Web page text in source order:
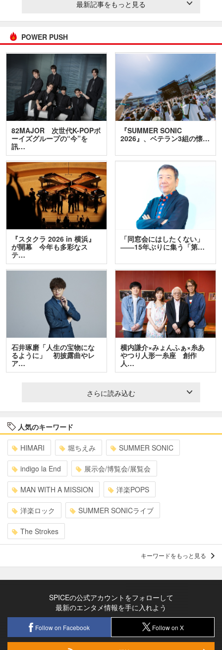
最新記事をもっと見る
POWER PUSH
82MAJOR 次世代K-POPボ
ーイズグループの“今”を
訊…
『SUMMER SONIC
2026』、ベテラン3組の懐…
『スタクラ 2026 in 横浜』
が開幕 今年も多彩なス
テ…
「同窓会にはしたくない」
――15年ぶりに集う「第…
石井琢磨「人生の宝物にな
るように」 初披露曲やレ
ア…
横内謙介×みょんふぁ×糸あ
やつり人形一糸座 創作
人…
さらに読み込む
人気のキーワード
HIMARI 堀ちえみ SUMMER SONIC
indigo la End 展示会/博覧会/展覧会
MAN WITH A MISSION 洋楽POPS
洋楽ロック SUMMER SONICライブ
The Strokes
キーワードをもっと見る
SPICEの公式アカウントをフォローして
最新のエンタメ情報を手に入れよう
Follow on Facebook Follow on X